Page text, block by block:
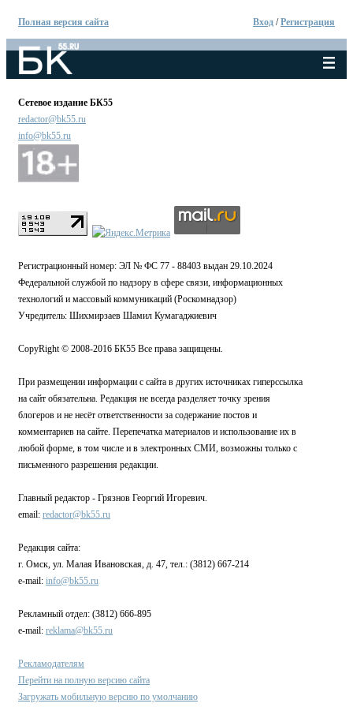
Полная версия сайта Вход /Регистрация
Сетевое издание БК55
redactor@bk55.ru
info@bk55.ru
Регистрационный номер: ЭЛ № ФС 77 - 88403 выдан 29.10.2024
Федеральной службой по надзору в сфере связи, информационных
технологий и массовый коммуникаций (Роскомнадзор)
Учредитель: Шихмирзаев Шамил Кумагаджиевич
CopyRight © 2008-2016 БК55 Все права защищены.
При размещении информации с сайта в других источниках гиперссылка
на сайт обязательна. Редакция не всегда разделяет точку зрения
блогеров и не несёт ответственности за содержание постов и
комментариев на сайте. Перепечатка материалов и использование их в
любой форме, в том числе и в электронных СМИ, возможны только с
письменного разрешения редакции.
Главный редактор - Грязнов Георгий Игоревич.
email: redactor@bk55.ru
Редакция сайта:
г. Омск, ул. Малая Ивановская, д. 47, тел.: (3812) 667-214
e-mail: info@bk55.ru
Рекламный отдел: (3812) 666-895
e-mail: reklama@bk55.ru
Рекламодателям
Перейти на полную версию сайта
Загружать мобильную версию по умолчанию